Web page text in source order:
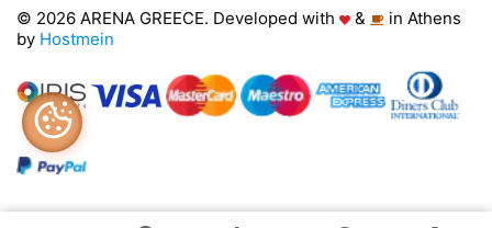
© 2026 ARENA GREECE. Developed with &
in Athens
by Hostmein